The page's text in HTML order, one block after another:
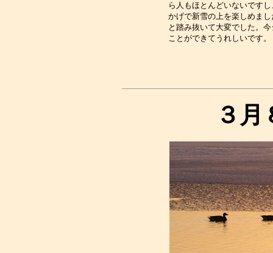
ら人もほとんどいないです
かげで新雪の上を楽しめま
と踏み抜いて大変でした。
３月